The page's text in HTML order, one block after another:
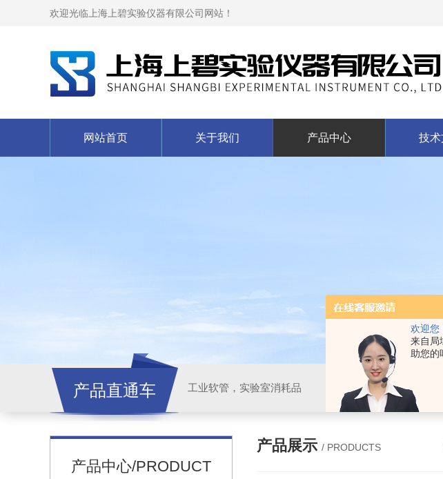
欢迎您
来自局
助您的
欢迎光临上海上碧实验仪器有限公司网站！
网站首页 关于我们 产品中心 技
产品直通车 工业软管，实验室消耗品
产品中心/PRODUCT
产品展示 / PRODUCTS